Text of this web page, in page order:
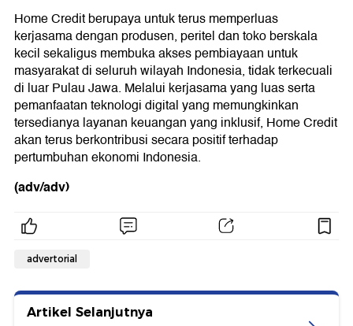
Home Credit berupaya untuk terus memperluas
kerjasama dengan produsen, peritel dan toko berskala
kecil sekaligus membuka akses pembiayaan untuk
masyarakat di seluruh wilayah Indonesia, tidak terkecuali
di luar Pulau Jawa. Melalui kerjasama yang luas serta
pemanfaatan teknologi digital yang memungkinkan
tersedianya layanan keuangan yang inklusif, Home Credit
akan terus berkontribusi secara positif terhadap
pertumbuhan ekonomi Indonesia.
(adv/adv)
advertorial
Artikel Selanjutnya